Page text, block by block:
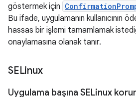
göstermek için
Bu ifade, uygulamanın kullanıcının
hassas bir işlemi tamamlamak
onaylamasına olanak tanır.
SELinux
Uygulama başına SELinux